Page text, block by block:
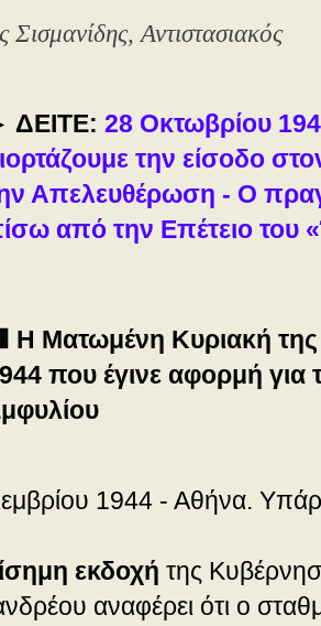
Αντιστασιακός
ΔΕΙΤΕ: 28 Οκτωβρίου
την είσοδο
Απελευθέρωση - Ο
από την Επέτειο του
🟥 Η Ματωμένη Κυριακή
που έγινε αφορμή για
1944 - Αθήνα.
εκδοχή της
αναφέρει ότι ο